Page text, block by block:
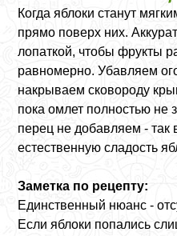
Когда яблоки станут
прямо поверх них.
лопаткой, чтобы фрукты
равномерно. Убавляем
накрываем сковороду
пока омлет полностью не
перец не добавляем - так
естественную сладость
Заметка по рецепту:
Единственный нюанс -
Если яблоки попались